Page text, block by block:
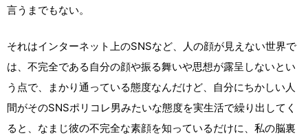
言うまでもない。
それはインターネット上のSNSなど、人の顔が見えない世界で
は、不完全である自分の顔や振る舞いや思想が露呈しないとい
う点で、まかり通っている態度なんだけど、自分にちかしい人
間がそのSNSポリコレ男みたいな態度を実生活で繰り出してく
ると、なまじ彼の不完全な素顔を知っているだけに、私の脳裏